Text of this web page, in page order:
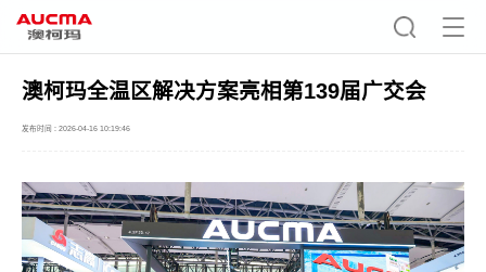
澳柯玛全温区解决方案亮相第139届广交会
发布时间 : 2026-04-16 10:19:46